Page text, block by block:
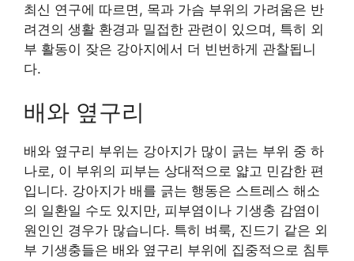
최신 연구에 따르면, 목과 가슴 부위의 가려움은 반
려견의 생활 환경과 밀접한 관련이 있으며, 특히 외
부 활동이 잦은 강아지에서 더 빈번하게 관찰됩니
다.
배와 옆구리
배와 옆구리 부위는 강아지가 많이 긁는 부위 중 하
나로, 이 부위의 피부는 상대적으로 얇고 민감한 편
입니다. 강아지가 배를 긁는 행동은 스트레스 해소
의 일환일 수도 있지만, 피부염이나 기생충 감염이
원인인 경우가 많습니다. 특히 벼룩, 진드기 같은 외
부 기생충들은 배와 옆구리 부위에 집중적으로 침투